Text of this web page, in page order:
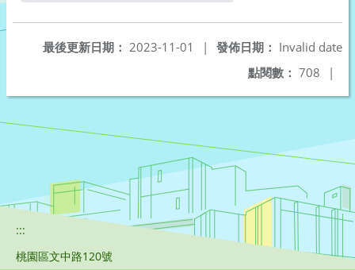
發佈日期： Invalid date
最後更新日期： 2023-11-01
|
點閱數： 708 |
:::
桃園區文中路120號